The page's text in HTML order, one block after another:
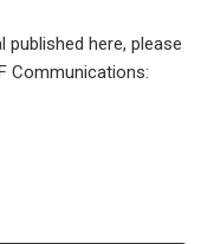
here, please
Communications: